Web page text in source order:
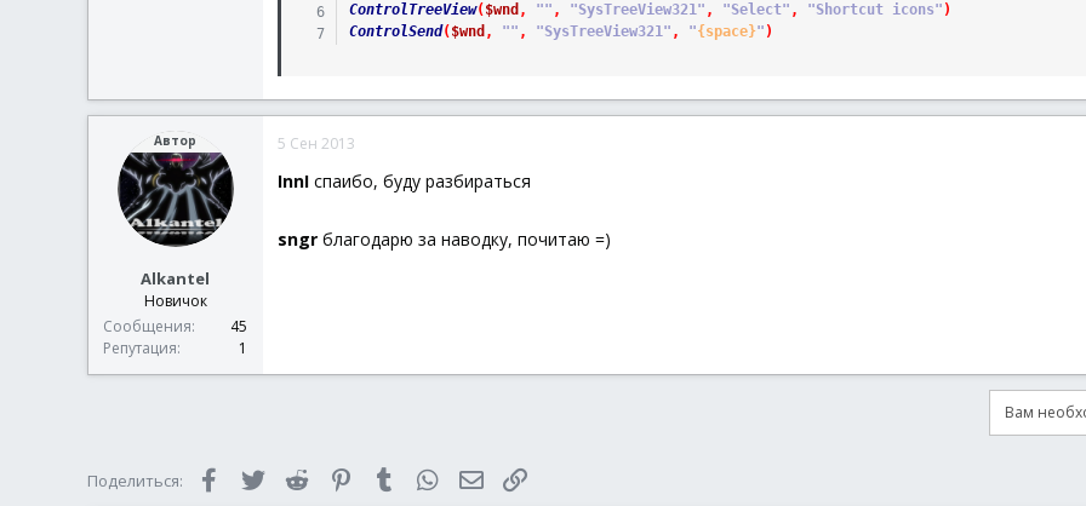
ControlTreeView( $wnd , "" , "SysTreeView321" , "Select" , "Shortcut icons" )
ControlSend( $wnd , "" , "SysTreeView321" , "{space}" )
Автор
Alkantel
Новичок
Сообщения
45
Репутация
1
5 Сен 2013
InnI спаибо, буду разбираться
sngr благодарю за наводку, почитаю =)
Вам
Поделиться: FacebookTwitter Reddit PinterestTumblr WhatsAppЭлектронная почта